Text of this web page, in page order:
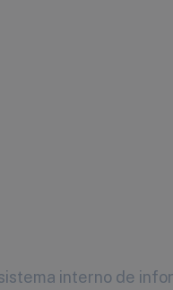
interno de